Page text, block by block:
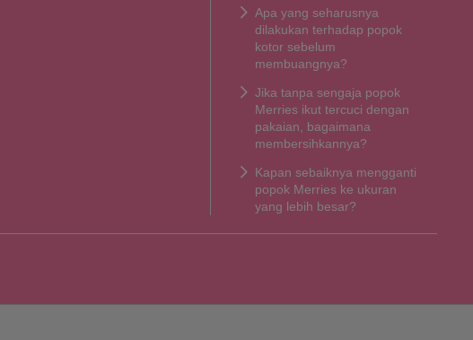
Apa yang seharusnya
dilakukan terhadap popok
kotor sebelum
membuangnya?
Jika tanpa sengaja popok
Merries ikut tercuci dengan
pakaian, bagaimana
membersihkannya?
Kapan sebaiknya mengganti
popok Merries ke ukuran
yang lebih besar?